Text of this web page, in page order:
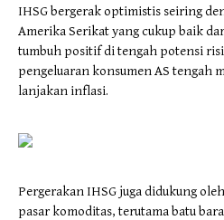
IHSG bergerak optimistis seiring
Amerika Serikat yang cukup baik
tumbuh positif di tengah potensi
pengeluaran konsumen AS tengah
lanjakan inflasi.
Pergerakan IHSG juga didukung
pasar komoditas, terutama batu